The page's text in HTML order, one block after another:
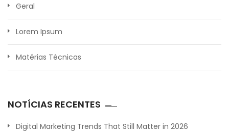
Geral
Lorem Ipsum
Matérias Técnicas
NOTÍCIAS RECENTES
Digital Marketing Trends That Still Matter in 2026